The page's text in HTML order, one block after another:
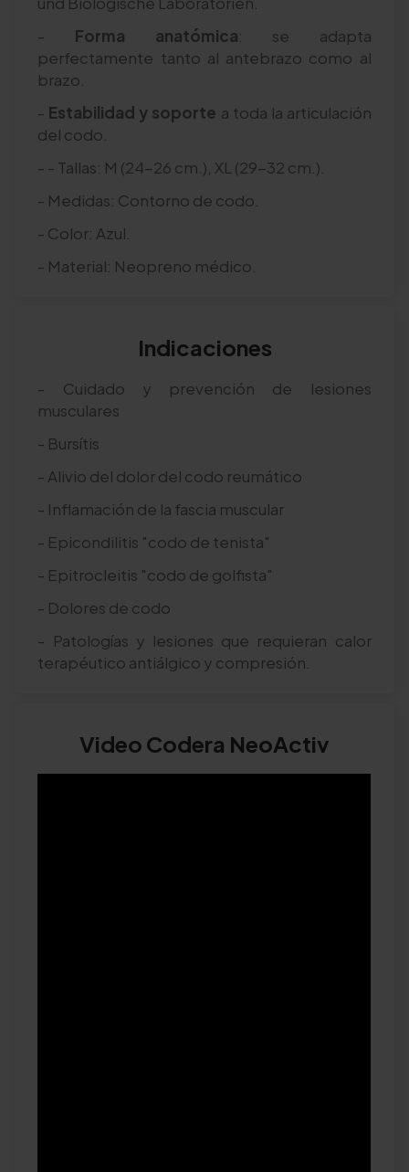
- Forma anatómica: se adapta
perfectamente tanto al antebrazo como al
brazo.
- Estabilidad y soporte a toda la articulación
del codo.
- - Tallas: M (24-26 cm.), XL (29-32 cm.).
- Medidas: Contorno de codo.
- Color: Azul.
- Material: Neopreno médico.
Indicaciones
- Cuidado y prevención de lesiones
musculares
- Bursítis
- Alivio del dolor del codo reumático
- Inflamación de la fascia muscular
- Epicondilitis "codo de tenista"
- Epitrocleitis "codo de golfista"
- Dolores de codo
- Patologías y lesiones que requieran calor
terapéutico antiálgico y compresión.
Video Codera NeoActiv